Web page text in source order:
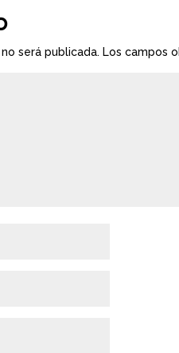
será publicada. Los campos